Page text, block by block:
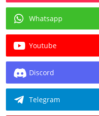
Whatsapp
Youtube
Discord
Telegram